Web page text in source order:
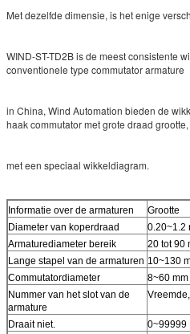
Met dezelfde dimensie, is het enige
WIND-ST-TD2B is de meest consistente
conventionele type commutator armature
in China, Wind Automation bieden de
haak commutator met grote draad grootte,
met een speciaal wikkeldiagram.
Informatie over de armaturen Grootte
Diameter van koperdraad
0.20~1.2
Armaturediameter bereik
20 tot 90
Lange stapel van de armaturen 10~130
Commutatordiameter
8~60 mm
Nummer van het slot van de
armature
Draait niet.
0~99999